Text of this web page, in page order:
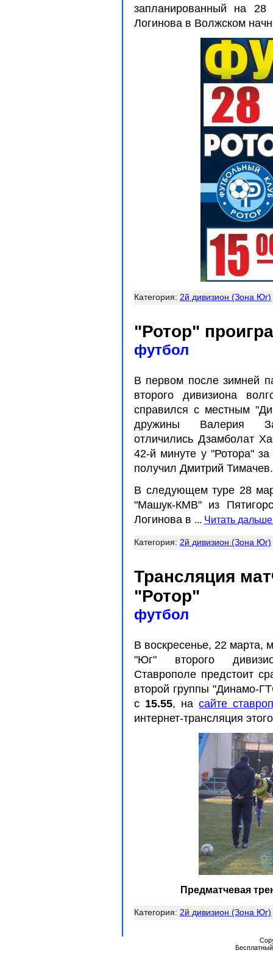
запланированный на 28
Логинова в Волжском
Категория: 2й дивизион (Зона Юг)
"Ротор"
футбол
В первом после зимней
второго дивизиона
справился с местным
дружины Валерия
отличились Дзамболат
42-й минуте у "Ротора"
получил Дмитрий Тимачев.
В следующем туре 28
"Машук-КМВ" из
Логинова в ... Читать
Категория: 2й дивизион (Зона Юг)
Трансляция
"Ротор"
футбол
В воскресенье, 22 марта,
"Юг" второго
Ставрополе предстоит
второй группы "Динамо-
с 15.55, насайте
интернет-трансляция
Предматчевая
Категория: 2й дивизион (Зона Юг)